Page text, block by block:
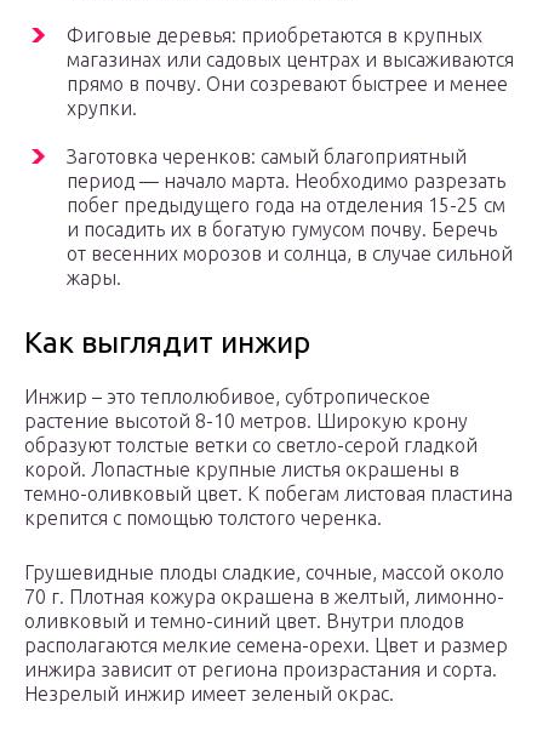
Фиговые деревья: приобретаются в крупных
магазинах или садовых центрах и высаживаются
прямо в почву. Они созревают быстрее и менее
хрупки.
Заготовка черенков: самый благоприятный
период — начало марта. Необходимо разрезать
побег предыдущего года на отделения 15-25 см
и посадить их в богатую гумусом почву. Беречь
от весенних морозов и солнца, в случае сильной
жары.
Как выглядит инжир
Инжир – это теплолюбивое, субтропическое
растение высотой 8-10 метров. Широкую крону
образуют толстые ветки со светло-серой гладкой
корой. Лопастные крупные листья окрашены в
темно-оливковый цвет. К побегам листовая пластина
крепится с помощью толстого черенка.
Грушевидные плоды сладкие, сочные, массой около
70 г. Плотная кожура окрашена в желтый, лимонно-
оливковый и темно-синий цвет. Внутри плодов
располагаются мелкие семена-орехи. Цвет и размер
инжира зависит от региона произрастания и сорта.
Незрелый инжир имеет зеленый окрас.